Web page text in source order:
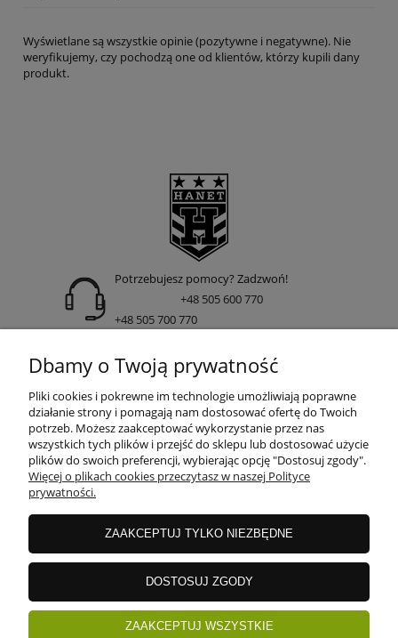
Wyświetlane są wszystkie opinie (pozytywne i negatywne). Nie
weryfikujemy, czy pochodzą one od klientów, którzy kupili dany
produkt.
Potrzebujesz pomocy? Zadzwoń!
+48 505 600 770
+48 505 700 770
ul. Nakielska 266 85-391 Bydgoszcz
INFORMACJE
DOSTAWA I PŁATNOŚCI
GWARANCJE I ZWROTY
ZAKUPY
Dbamy o Twoją prywatność
Pliki cookies i pokrewne im technologie umożliwiają poprawne
działanie strony i pomagają nam dostosować ofertę do Twoich
potrzeb. Możesz zaakceptować wykorzystanie przez nas
wszystkich tych plików i przejść do sklepu lub dostosować użycie
plików do swoich preferencji, wybierając opcję "Dostosuj zgody".
Więcej o plikach cookies przeczytasz w naszej Polityce
prywatności.
ZAAKCEPTUJ TYLKO NIEZBĘDNE
DOSTOSUJ ZGODY
ZAAKCEPTUJ WSZYSTKIE